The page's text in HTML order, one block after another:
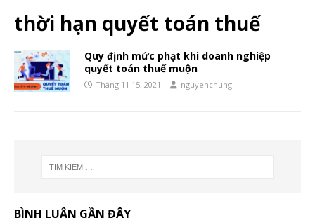
thời hạn quyết toán thuế
Quy định mức phạt khi doanh nghiệp
quyết toán thuế muộn
Tháng 11 15, 2021 nguyenchung
BÌNH LUẬN GẦN ĐÂY